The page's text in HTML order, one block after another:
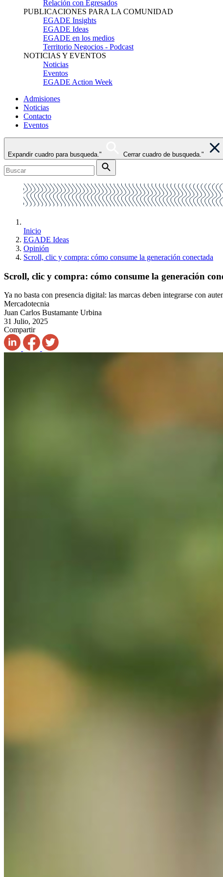
Relación con Egresados
PUBLICACIONES PARA LA COMUNIDAD
EGADE Insights
EGADE Ideas
EGADE en los medios
Territorio Negocios - Podcast
NOTICIAS Y EVENTOS
Noticias
Eventos
EGADE Action Week
Admisiones
Noticias
Contacto
Eventos
Expandir cuadro para busqueda." Cerrar cuadro de busqueda."
Inicio
EGADE Ideas
Opinión
Scroll, clic y compra: cómo consume la generación conectada
Scroll, clic y compra: cómo consume la generación
Ya no basta con presencia digital: las marcas deben integrarse con
Mercadotecnia
Juan Carlos Bustamante Urbina
31 Julio, 2025
Compartir